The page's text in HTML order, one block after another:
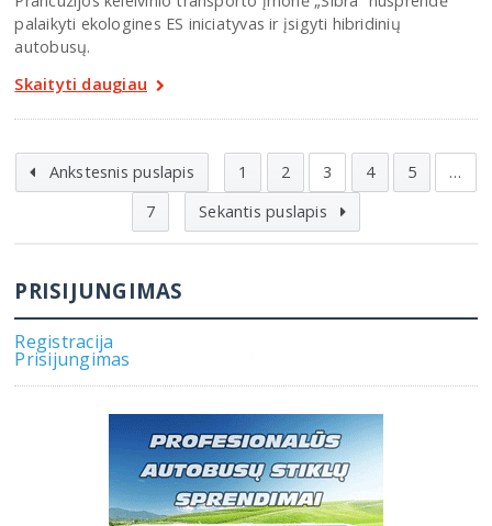
palaikyti ekologines ES iniciatyvas ir įsigyti hibridinių
autobusų.
Skaityti daugiau
Ankstesnis puslapis 1 2 3 4 5
…
7
Sekantis puslapis
PRISIJUNGIMAS
Registracija
Prisijungimas